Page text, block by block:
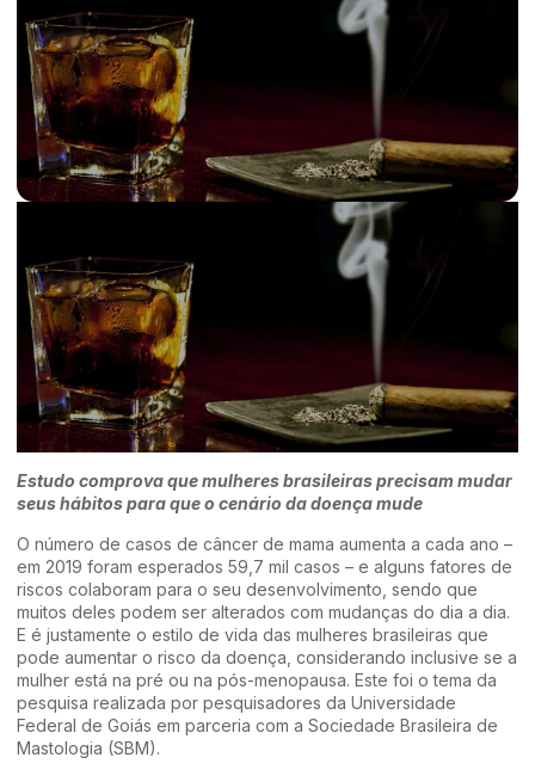
Estudo comprova que mulheres brasileiras precisam mudar
seus hábitos para que o cenário da doença mude
O número de casos de câncer de mama aumenta a cada ano –
em 2019 foram esperados 59,7 mil casos – e alguns fatores de
riscos colaboram para o seu desenvolvimento, sendo que
muitos deles podem ser alterados com mudanças do dia a dia.
E é justamente o estilo de vida das mulheres brasileiras que
pode aumentar o risco da doença, considerando inclusive se a
mulher está na pré ou na pós-menopausa. Este foi o tema da
pesquisa realizada por pesquisadores da Universidade
Federal de Goiás em parceria com a Sociedade Brasileira de
Mastologia (SBM).